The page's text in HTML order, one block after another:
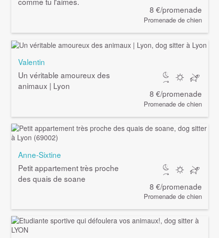
8 €/promenade
Promenade de chien
Valentin
Un véritable amoureux des
animaux | Lyon
8 €/promenade
Promenade de chien
Anne-Sixtine
Petit appartement très proche
des quais de soane
8 €/promenade
Promenade de chien